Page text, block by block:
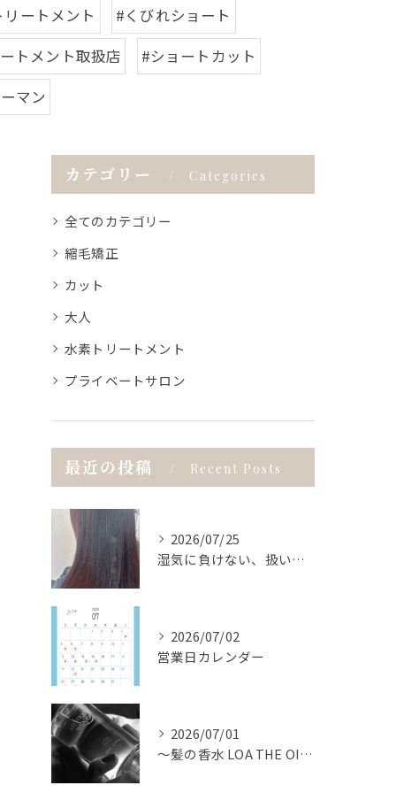
ートメント
#くびれショート
トメント取扱店
#ショートカット
マン
カテゴリー Categories
全てのカテゴリー
縮毛矯正
カット
大人
水素トリートメント
プライベートサロン
最近の投稿 Recent Posts
2026/07/25
湿気に負けない、扱いやすい髪へ。
2026/07/02
営業日カレンダー
2026/07/01
〜髪の香水 LOA THE OIL〜